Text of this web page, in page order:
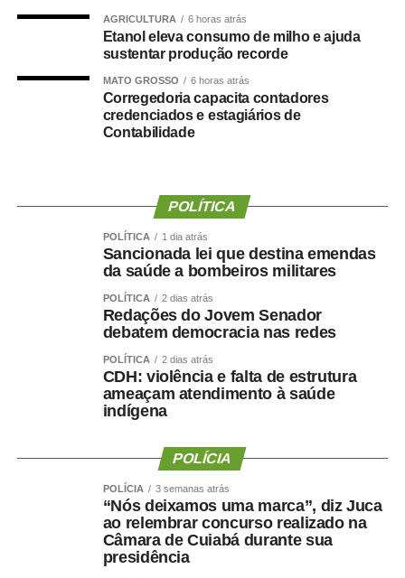
“Foi uma escolha política apresentada, construída e
a realização da convenção.”
A partir da definição, afirmou o empresário, pessoas
“Fiz isso de boa-fé, acreditando na palavra empenhada e
na seriedade de uma decisão tomada por quem pretende
governar Mato Grosso.”
A manifestação ocorre apenas dois dias depois de Maluf
confirmar publicamente sua indicação para a vice.
Durante a convenção do Novo, na quarta-feira (5), ele
chegou a descartar a possibilidade de uma nova
“Martelo batido, prego batido e ponta virada”, disse na
Na mesma oportunidade, Maluf confirmou a aliança entre
Novo, PL e MDB e afirmou que as siglas haviam chegado
a um consenso para caminhar juntas nas eleições.
A escolha de Farina representa uma mudança de última
AGRICULTURA 6 horas atrás
Etanol eleva consumo de milho e ajuda
sustentar produção recorde
MATO GROSSO 6 horas atrás
Corregedoria capacita contadores
credenciados e estagiários de
Contabilidade
POLÍTICA
POLÍTICA 1 dia atrás
Sancionada lei que destina emendas
da saúde a bombeiros militares
POLÍTICA 2 dias atrás
Redações do Jovem Senador
debatem democracia nas redes
POLÍTICA 2 dias atrás
CDH: violência e falta de estrutura
ameaçam atendimento à saúde
indígena
POLÍCIA
POLÍCIA 3 semanas atrás
“Nós deixamos uma marca”, diz Juca
ao relembrar concurso realizado na
Câmara de Cuiabá durante sua
presidência